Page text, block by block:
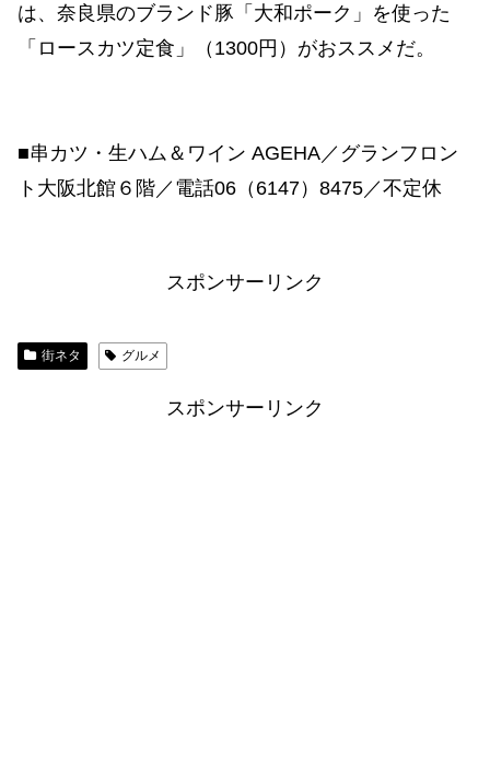
は、奈良県のブランド豚「大和ポーク」を使った
「ロースカツ定食」（1300円）がおススメだ。
■串カツ・生ハム＆ワイン AGEHA／グランフロン
ト大阪北館６階／電話06（6147）8475／不定休
スポンサーリンク
街ネタ グルメ
スポンサーリンク